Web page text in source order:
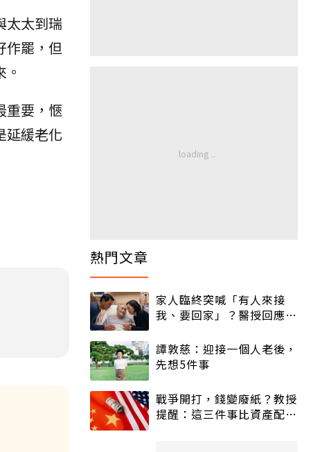
太太到瑞
作罷，但
重要，愜
延緩老化
熱門文章
家人臨終突喊「有人來接
我、要回家」？醫授回應方
譚敦慈：迎接一個人老後，
先想5件事
戰爭開打，錢變廢紙？教授
提醒：這三件事比資產配置